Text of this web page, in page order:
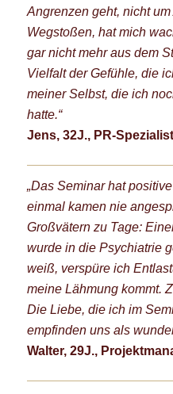
Angrenzen geht, nicht
Wegstoßen, hat mich
gar nicht mehr aus dem
Vielfalt der Gefühle, die
meiner Selbst, die ich
hatte.“
Jens, 32J., PR-Spezialist
„Das Seminar hat
einmal kamen nie
Großvätern zu Tage:
wurde in die Psychiatrie
weiß, verspüre ich
meine Lähmung kommt.
Die Liebe, die ich im
empfinden uns als
Walter, 29J.,